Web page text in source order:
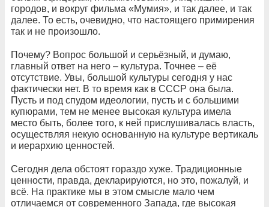
городов, и вокруг фильма «Мумия», и так далее, и так
далее. То есть, очевидно, что настоящего примирения
так и не произошло.
Почему? Вопрос большой и серьёзный, и думаю,
главный ответ на него – культура. Точнее – её
отсутствие. Увы, большой культуры сегодня у нас
фактически нет. В то время как в СССР она была.
Пусть и под спудом идеологии, пусть и с большими
купюрами, тем не менее высокая культура имела
место быть, более того, к ней прислушивалась власть,
осуществляя некую основанную на культуре вертикаль
и иерархию ценностей.
Сегодня дела обстоят гораздо хуже. Традиционные
ценности, правда, декларируются, но это, пожалуй, и
всё. На практике мы в этом смысле мало чем
отличаемся от современного Запада, где высокая